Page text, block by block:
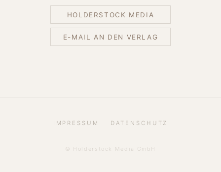
HOLDERSTOCK MEDIA
E-MAIL AN DEN VERLAG
IMPRESSUM DATENSCHUTZ
© Holderstock Media GmbH